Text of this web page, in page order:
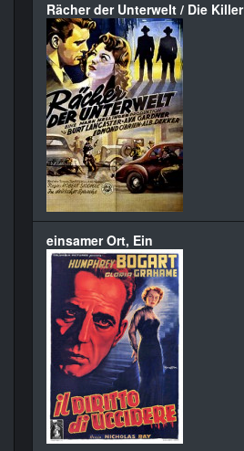
Rächer der Unterwelt / Die Killer
einsamer Ort, Ein